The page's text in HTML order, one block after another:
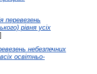
перевезень
рівня усіх
небезпечних
освітньо-